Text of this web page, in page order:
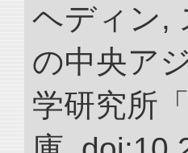
ヘディン,
の中央ア
学研究所